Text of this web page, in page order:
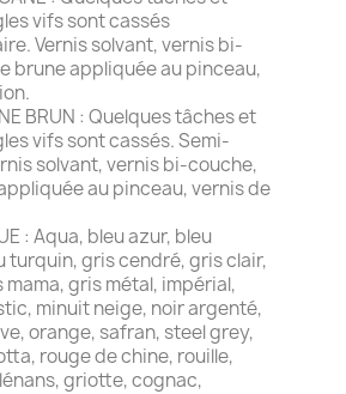
vifs sont cassés
Vernis solvant, vernis bi-
brune appliquée au pinceau,
BRUN : Quelques tâches et
vifs sont cassés. Semi-
solvant, vernis bi-couche,
au pinceau, vernis de
: Aqua, bleu azur, bleu
turquin, gris cendré, gris clair,
gris métal, impérial,
minuit neige, noir argenté,
orange, safran, steel grey,
rouge de chine, rouille,
griotte, cognac,